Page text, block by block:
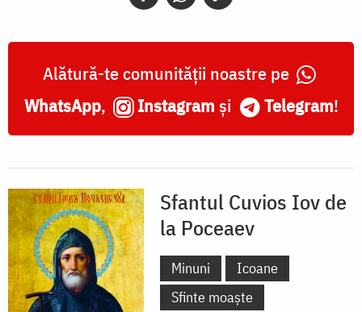
Alătură-te comunității noastre pe
WhatsApp, Instagram și Telegram!
Sfantul Cuvios Iov de
la Poceaev
Minuni
Icoane
Sfinte moaște